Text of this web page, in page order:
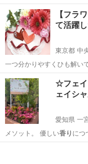
気のカラーセラピー…
北海道 札幌市
【フラ
て活躍
東京都 中
一つ分かりやすくひも解い
される心理状況、…
東京 中央区 セラピ
☆フェイ
ェイシ
愛知県 一
メソット。 優しい香り につ
とオールハンドのタ…